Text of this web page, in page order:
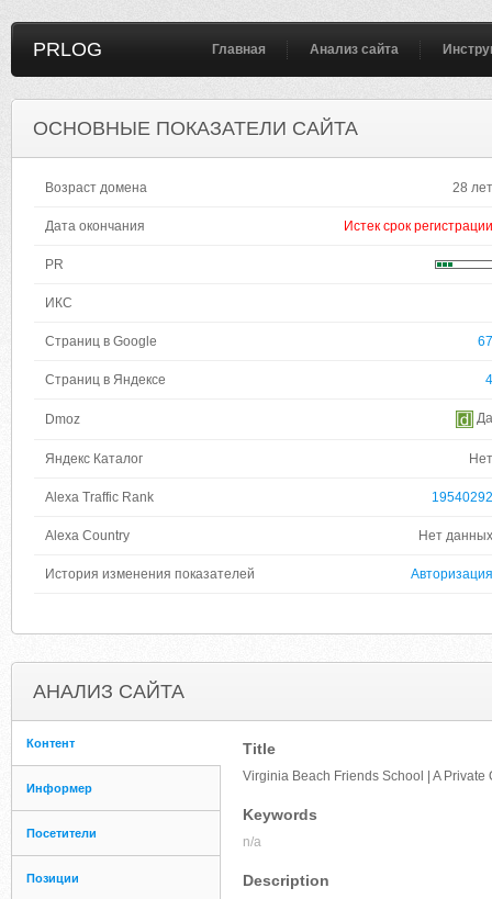
PRLOG Главная Анализ сайта
ОСНОВНЫЕ ПОКАЗАТЕЛИ САЙТА
Возраст домена 28 лет
Дата окончания Истек срок регистрации
PR
ИКС
Страниц в Google 67
Страниц в Яндексе 4
Dmoz Да
Яндекс Каталог Нет
Alexa Traffic Rank 19540292
Alexa Country Нет данных
История изменения показателей Авторизация
АНАЛИЗ САЙТА
Контент
Информер
Посетители
Позиции
Title
Virginia Beach Friends School | A Private
Keywords
n/a
Description